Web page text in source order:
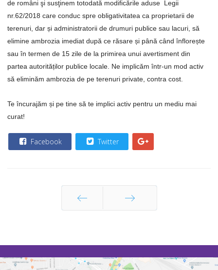
de români şi susţinem totodată modificările aduse Legii
nr.62/2018 care conduc spre obligativitatea ca proprietarii de
terenuri, dar și administratorii de drumuri publice sau lacuri, să
elimine ambrozia imediat după ce răsare și până când înflorește
sau în termen de 15 zile de la primirea unui avertisment din
partea autorităților publice locale. Ne implicăm într-un mod activ
să eliminăm ambrozia de pe terenuri private, contra cost.
Te încurajăm și pe tine să te implici activ pentru un mediu mai
curat!
Facebook Twitter